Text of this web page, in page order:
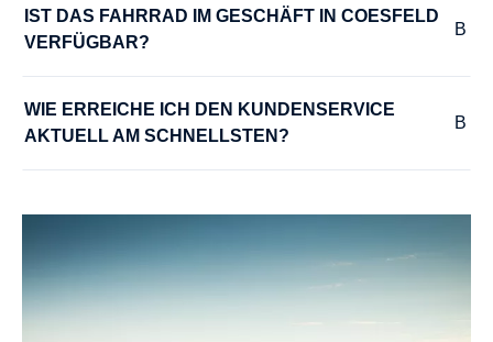
IST DAS FAHRRAD IM GESCHÄFT IN COESFELD
VERFÜGBAR?
WIE ERREICHE ICH DEN KUNDENSERVICE
AKTUELL AM SCHNELLSTEN?